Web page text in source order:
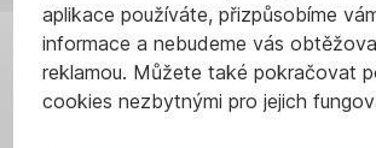
aplikace používáte, přizpůsobíme
informace a nebudeme vás
reklamou. Můžete také pokračovat
cookies nezbytnými pro jejich